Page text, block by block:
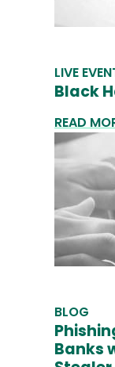
LIVE
Black
READ
BLOG
Banks